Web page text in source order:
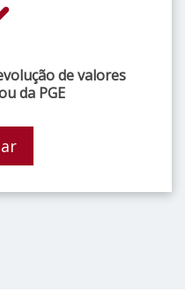
de valores
da PGE